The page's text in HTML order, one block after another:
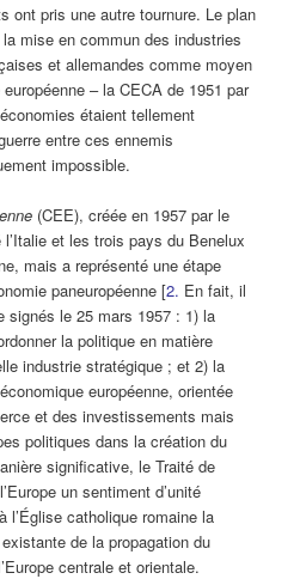
ont pris une autre tournure. Le plan
mise en commun des industries
et allemandes comme moyen
– la CECA de 1951 par
étaient tellement
entre ces ennemis
impossible.
(CEE), créée en 1957 par le
et les trois pays du Benelux
mais a représenté une étape
paneuropéenne [2. En fait, il
signés le 25 mars 1957 : 1) la
la politique en matière
industrie stratégique ; et 2) la
européenne, orientée
et des investissements mais
politiques dans la création du
significative, le Traité de
un sentiment d’unité
l’Église catholique romaine la
de la propagation du
centrale et orientale.